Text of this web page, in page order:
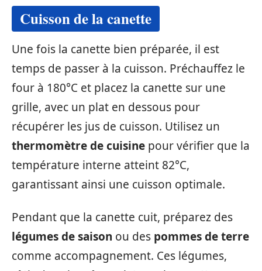
Cuisson de la canette
Une fois la canette bien préparée, il est
temps de passer à la cuisson. Préchauffez le
four à 180°C et placez la canette sur une
grille, avec un plat en dessous pour
récupérer les jus de cuisson. Utilisez un
thermomètre de cuisine pour vérifier que la
température interne atteint 82°C,
garantissant ainsi une cuisson optimale.
Pendant que la canette cuit, préparez des
légumes de saison ou des pommes de terre
comme accompagnement. Ces légumes,